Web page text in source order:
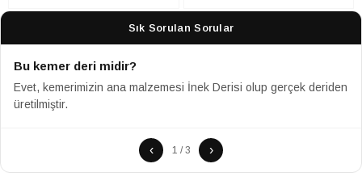
Sık Sorulan Sorular
Bu kemer deri midir?
Evet, kemerimizin ana malzemesi İnek Derisi olup gerçek deriden
üretilmiştir.
‹ 1 / 3 ›